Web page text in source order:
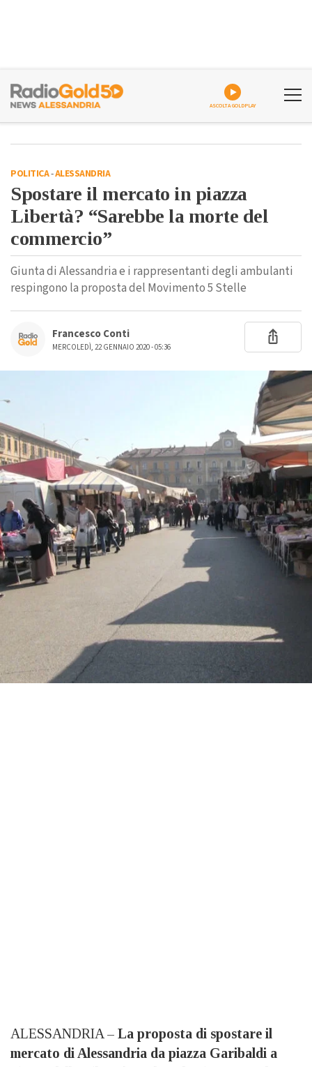
ASCOLTA GOLDPLAY
POLITICA-ALESSANDRIA
Spostare il mercato in piazza
Libertà? “Sarebbe la morte del
commercio”
Giunta di Alessandria e i rappresentanti degli ambulanti
respingono la proposta del Movimento 5 Stelle
Francesco Conti
MERCOLEDÌ, 22 GENNAIO 2020 - 05:36
ALESSANDRIA – La proposta di spostare il
mercato di Alessandria da piazza Garibaldi a